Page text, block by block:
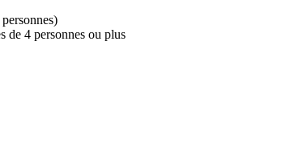
de 4 personnes ou plus